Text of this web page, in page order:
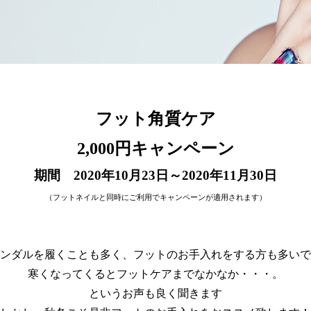
フット角質ケア
2,000円キャンペーン
期間 2020年10月23日～2020年11月30日
（フットネイルと同時にご利用でキャンペーンが適用されます）
ダルを履くことも多く、フットのお手入れをする方も多い
寒くなってくるとフットケアまでなかなか・・・。
というお声も良く聞きます